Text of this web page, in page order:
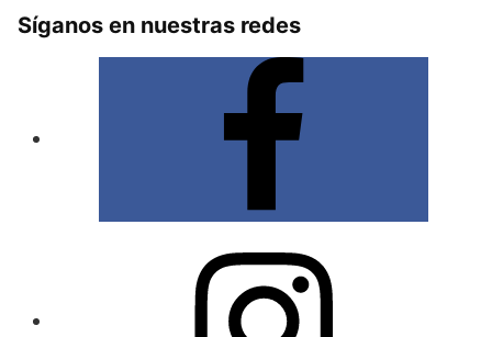
Síganos en nuestras redes